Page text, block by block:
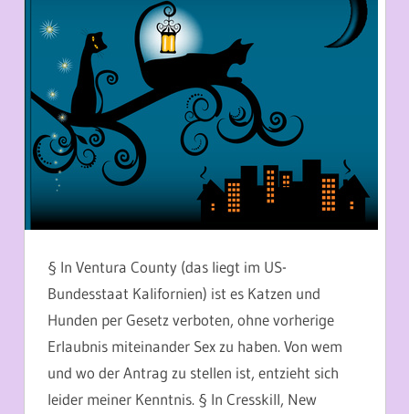
§ In Ventura County (das liegt im US-
Bundesstaat Kalifornien) ist es Katzen und
Hunden per Gesetz verboten, ohne vorherige
Erlaubnis miteinander Sex zu haben. Von wem
und wo der Antrag zu stellen ist, entzieht sich
leider meiner Kenntnis. § In Cresskill, New